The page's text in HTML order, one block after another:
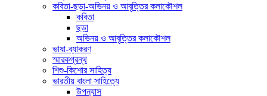
কবিতা-ছড়া-অভিনয় ও আবৃত্তির কলাকৌশল
কবিতা
ছড়া
অভিনয় ও আবৃত্তির কলাকৌশল
ভাষা-ব্যাকরণ
স্মারকগ্রন্থ
শিশু-কিশোর সাহিত্য
ভারতীয় বাংলা সাহিত্যে
উপন্যাস